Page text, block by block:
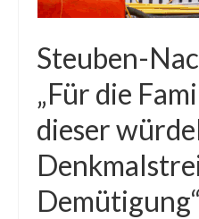
Steuben-
„Für die
dieser
Demütigung“